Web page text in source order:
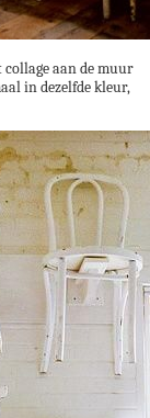
collage aan de muur
in dezelfde kleur,